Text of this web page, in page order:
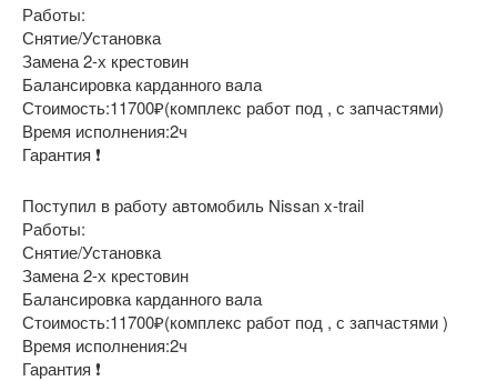
Работы:
Снятие/Установка
Замена 2-х крестовин
Балансировка карданного вала
Стоимость:11700₽(комплекс работ под , с запчастями)
Время исполнения:2ч
Гарантия ❗
Поступил в работу автомобиль Nissan x-trail
Работы:
Снятие/Установка
Замена 2-х крестовин
Балансировка карданного вала
Стоимость:11700₽(комплекс работ под , с запчастями )
Время исполнения:2ч
Гарантия ❗